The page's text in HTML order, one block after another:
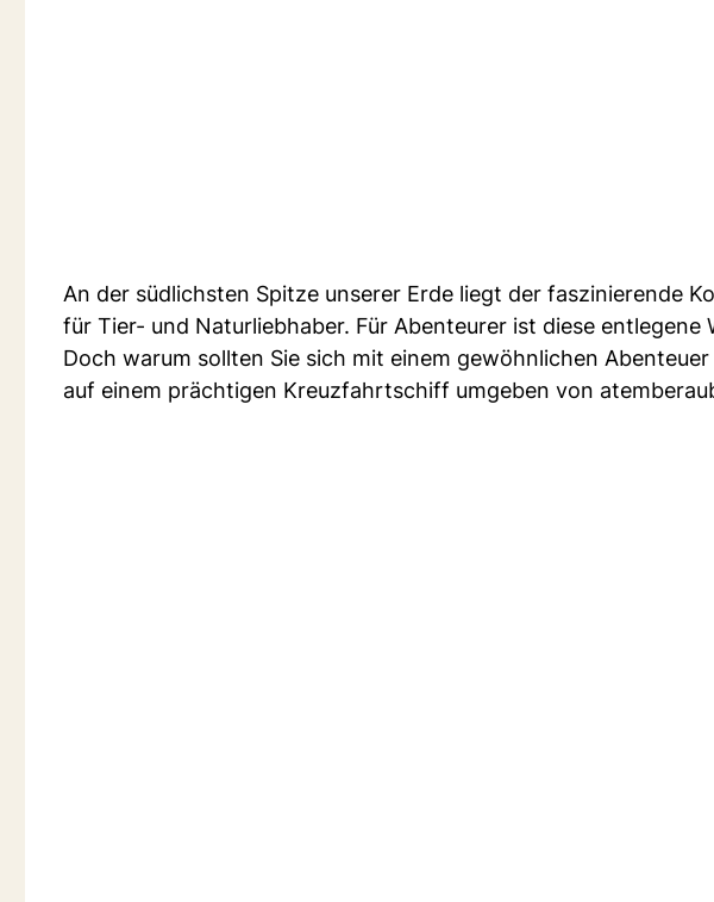
An der südlichsten Spitze unserer Erde liegt der faszinierende
für Tier- und Naturliebhaber. Für Abenteurer ist diese entlegene
Doch warum sollten Sie sich mit einem gewöhnlichen
auf einem prächtigen Kreuzfahrtschiff umgeben von